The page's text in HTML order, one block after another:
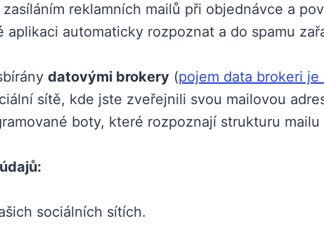
reklamních mailů při objednávce a
aplikaci automaticky rozpoznat a do spamu
datovými brokery (pojem data brokeri
sítě, kde jste zveřejnili svou mailovou
boty, které rozpoznají strukturu
sociálních sítích.